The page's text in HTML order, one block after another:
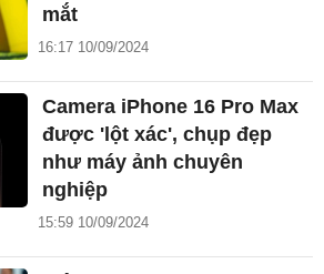
mắt
16:17 10/09/2024
Camera iPhone 16 Pro Max
được 'lột xác', chụp đẹp
như máy ảnh chuyên
nghiệp
15:59 10/09/2024